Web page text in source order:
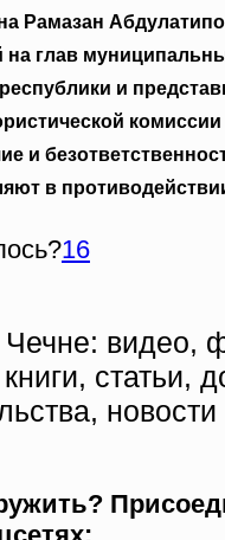
Рамазан
на глав
республики и
комиссии
и
в
16
видео,
статьи,
новости